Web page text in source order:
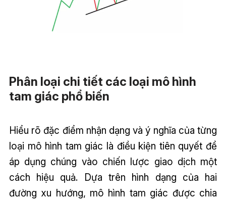
Phân loại chi tiết các loại mô hình
tam giác phổ biến
Hiểu rõ đặc điểm nhận dạng và ý nghĩa của từng
loại mô hình tam giác là điều kiện tiên quyết để
áp dụng chúng vào chiến lược giao dịch một
cách hiệu quả. Dựa trên hình dạng của hai
đường xu hướng, mô hình tam giác được chia